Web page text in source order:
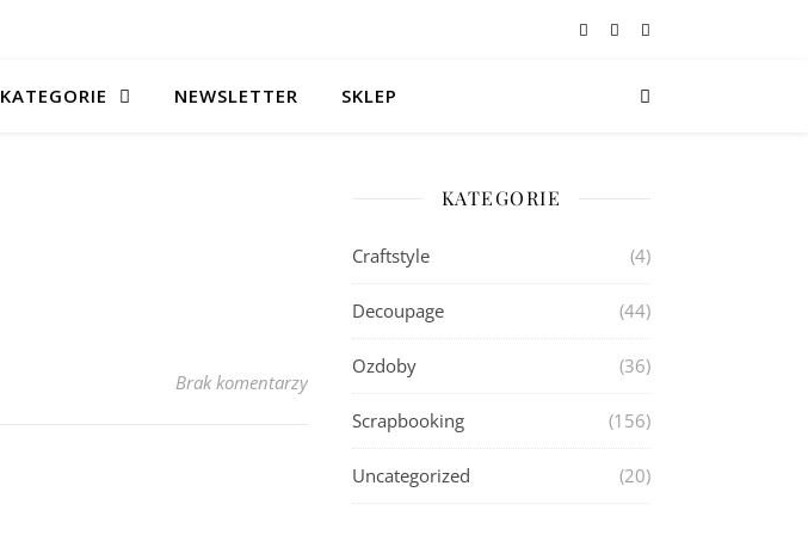
KATEGORIE NEWSLETTER SKLEP
Brak komentarzy
KATEGORIE
Craftstyle (4)
Decoupage (44)
Ozdoby (36)
Scrapbooking (156)
Uncategorized (20)